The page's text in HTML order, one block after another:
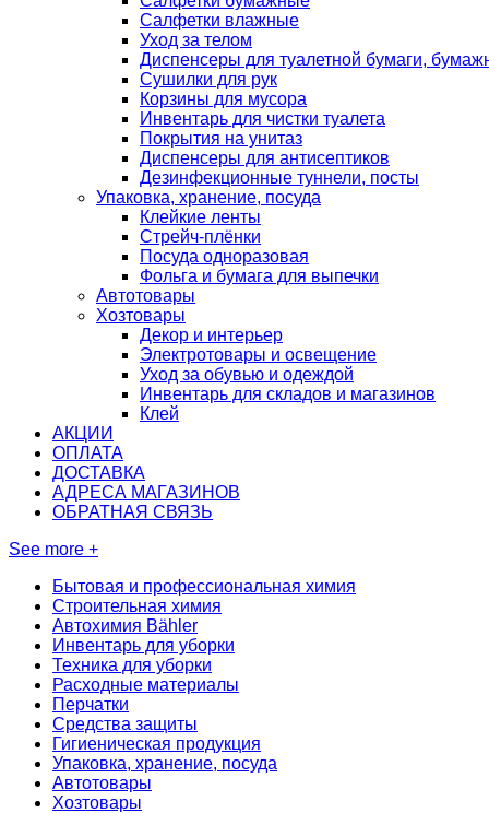
Салфетки влажные
Уход за телом
Диспенсеры для туалетной бумаги,
Сушилки для рук
Корзины для мусора
Инвентарь для чистки туалета
Покрытия на унитаз
Диспенсеры для антисептиков
Дезинфекционные туннели, посты
Упаковка, хранение, посуда
Клейкие ленты
Стрейч-плёнки
Посуда одноразовая
Фольга и бумага для выпечки
Автотовары
Хозтовары
Декор и интерьер
Электротовары и освещение
Уход за обувью и одеждой
Инвентарь для складов и магазинов
Клей
АКЦИИ
ОПЛАТА
ДОСТАВКА
АДРЕСА МАГАЗИНОВ
ОБРАТНАЯ СВЯЗЬ
See more +
Бытовая и профессиональная химия
Строительная химия
Автохимия Bähler
Инвентарь для уборки
Техника для уборки
Расходные материалы
Перчатки
Средства защиты
Гигиеническая продукция
Упаковка, хранение, посуда
Автотовары
Хозтовары